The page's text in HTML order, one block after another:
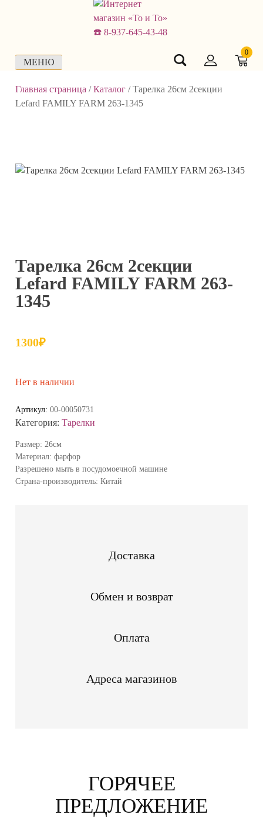
МЕНЮ
0
Главная страница /Каталог /Тарелка 26см 2секции
Lefard FAMILY FARM 263-1345
Тарелка 26см 2секции
Lefard FAMILY FARM 263-
1345
1300₽
Нет в наличии
Артикул:00-00050731
Категория:Тарелки
Размер: 26см
Материал: фарфор
Разрешено мыть в посудомоечной машине
Страна-производитель: Китай
Доставка
Обмен и возврат
Оплата
Адреса магазинов
ГОРЯЧЕЕ
ПРЕДЛОЖЕНИЕ